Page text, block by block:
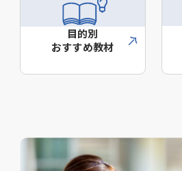
目的別
おすすめ教材